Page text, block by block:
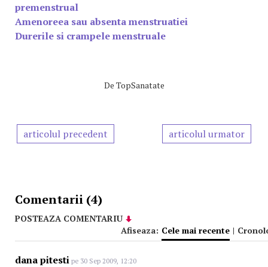
premenstrual
Amenoreea sau absenta menstruatiei
Durerile si crampele menstruale
De TopSanatate
articolul precedent articolul urmator
Comentarii (4)
POSTEAZA COMENTARIU
Afiseaza: Cele mai recente |
dana pitesti pe 30 Sep 2009, 12:20